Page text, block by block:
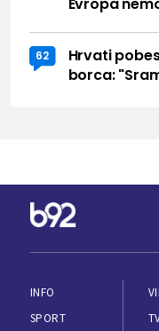
62
Hrvati
borca:
INFO
SPORT